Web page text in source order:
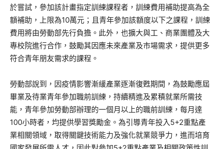
於嘗試，參加該計畫指定訓練課程者，訓練費用補助提高為全
額補助，上限為10萬元；且青年參加該額度以下之課程，訓練
費用將由勞動部先行負擔。此外，也擴大與工、商業團體及大
專校院進行合作，鼓勵其因應未來產業及市場需求，提供更多
符合青年朋友需求的課程。
勞動部說到，因疫情影響漸緩產業逐漸復甦期間，為鼓勵應屆
畢業及待業青年參加職前訓練，持續精進及累積就業所需技
能，青年參加勞動部辦理的一個月以上的職前訓練，每月達
100小時者，均提供學習獎勵金。為引導青年投入5+2重點產
業相關領域，取得關鍵技術能力及強化就業競爭力，進而培育